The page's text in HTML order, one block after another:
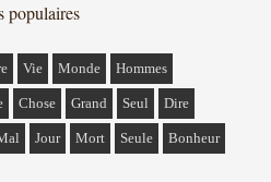
populaires
Vie Monde Hommes
Chose Grand Seul Dire
Jour Mort Seule Bonheur